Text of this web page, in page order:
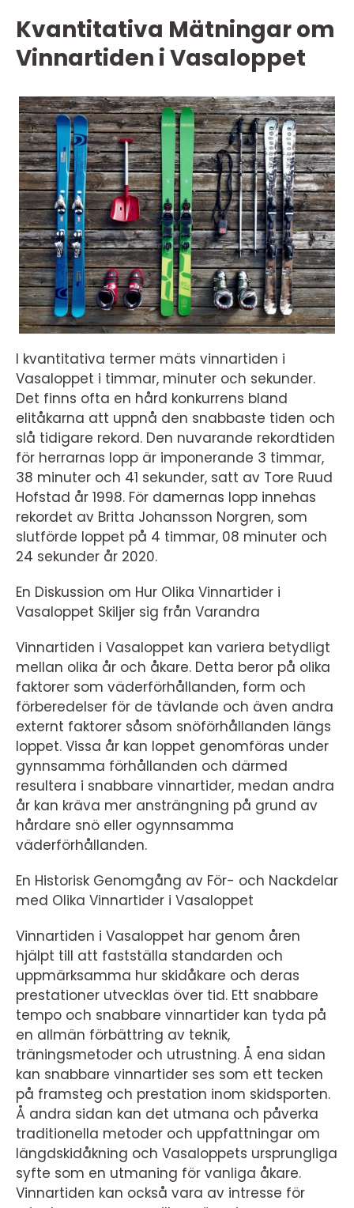
Kvantitativa Mätningar om
Vinnartiden i Vasaloppet
I kvantitativa termer mäts vinnartiden i
Vasaloppet i timmar, minuter och sekunder.
Det finns ofta en hård konkurrens bland
elitåkarna att uppnå den snabbaste tiden och
slå tidigare rekord. Den nuvarande rekordtiden
för herrarnas lopp är imponerande 3 timmar,
38 minuter och 41 sekunder, satt av Tore Ruud
Hofstad år 1998. För damernas lopp innehas
rekordet av Britta Johansson Norgren, som
slutförde loppet på 4 timmar, 08 minuter och
24 sekunder år 2020.
En Diskussion om Hur Olika Vinnartider i
Vasaloppet Skiljer sig från Varandra
Vinnartiden i Vasaloppet kan variera betydligt
mellan olika år och åkare. Detta beror på olika
faktorer som väderförhållanden, form och
förberedelser för de tävlande och även andra
externt faktorer såsom snöförhållanden längs
loppet. Vissa år kan loppet genomföras under
gynnsamma förhållanden och därmed
resultera i snabbare vinnartider, medan andra
år kan kräva mer ansträngning på grund av
hårdare snö eller ogynnsamma
väderförhållanden.
En Historisk Genomgång av För- och Nackdelar
med Olika Vinnartider i Vasaloppet
Vinnartiden i Vasaloppet har genom åren
hjälpt till att fastställa standarden och
uppmärksamma hur skidåkare och deras
prestationer utvecklas över tid. Ett snabbare
tempo och snabbare vinnartider kan tyda på
en allmän förbättring av teknik,
träningsmetoder och utrustning. Å ena sidan
kan snabbare vinnartider ses som ett tecken
på framsteg och prestation inom skidsporten.
Å andra sidan kan det utmana och påverka
traditionella metoder och uppfattningar om
längdskidåkning och Vasaloppets ursprungliga
syfte som en utmaning för vanliga åkare.
Vinnartiden kan också vara av intresse för